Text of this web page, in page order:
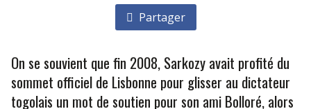
Partager
On se souvient que fin 2008, Sarkozy avait profité du
sommet officiel de Lisbonne pour glisser au dictateur
togolais un mot de soutien pour son ami Bolloré, alors